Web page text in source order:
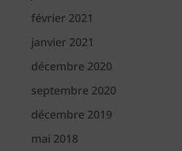
février 2021
janvier 2021
décembre 2020
septembre 2020
décembre 2019
mai 2018